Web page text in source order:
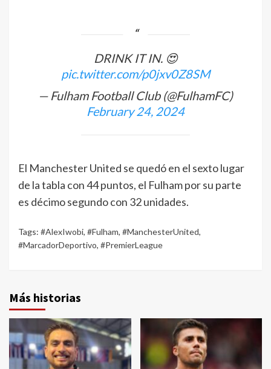
DRINK IT IN. 😍
pic.twitter.com/p0jxv0Z8SM
— Fulham Football Club (@FulhamFC)
February 24, 2024
El Manchester United se quedó en el sexto lugar
de la tabla con 44 puntos, el Fulham por su parte
es décimo segundo con 32 unidades.
Tags: #AlexIwobi, #Fulham, #ManchesterUnited,
#MarcadorDeportivo, #PremierLeague
Más historias